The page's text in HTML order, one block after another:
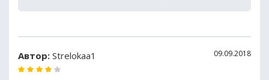
Автор: Strelokaa1 09.09.2018